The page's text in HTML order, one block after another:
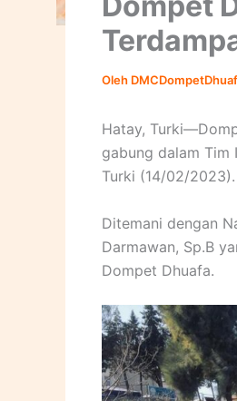
Oleh
Hatay,
gabung dalam Tim
Turki (14/02/2023).
Ditemani dengan
Darmawan, Sp.B
Dompet Dhuafa.